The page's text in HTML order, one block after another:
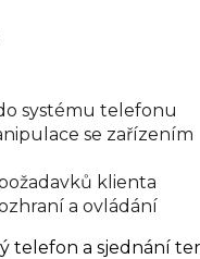
systému telefonu
se zařízením
klienta
a ovládání
telefon a sjednání